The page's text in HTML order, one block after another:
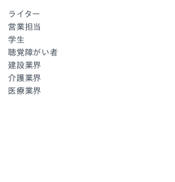
ライター
営業担当
学生
聴覚障がい者
建設業界
介護業界
医療業界